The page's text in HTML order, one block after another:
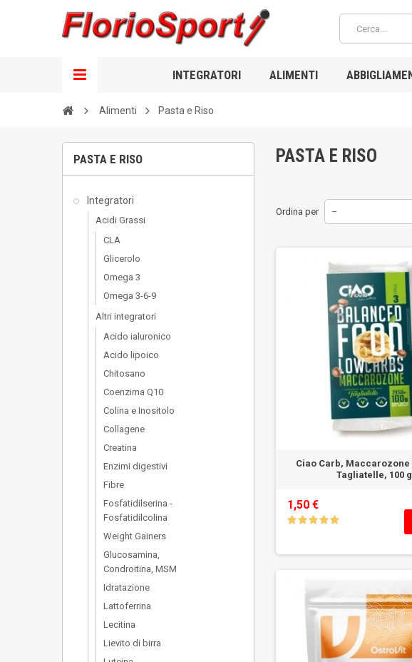
INTEGRATORI ALIMENTI
Alimenti Pasta e Riso
PASTA E RISO
Integratori
Acidi Grassi
CLA
Glicerolo
Omega 3
Omega 3-6-9
Altri integratori
Acido ialuronico
Acido lipoico
Chitosano
Coenzima Q10
Colina e Inositolo
Collagene
Creatina
Enzimi digestivi
Fibre
Fosfatidilserina -
Fosfatidilcolina
Weight Gainers
Glucosamina,
Condroitina, MSM
Idratazione
Lattoferrina
Lecitina
Lievito di birra
PASTA E RISO
Ordina per --
Ciao Carb,
Tagliatelle, 100 g
1,50 €